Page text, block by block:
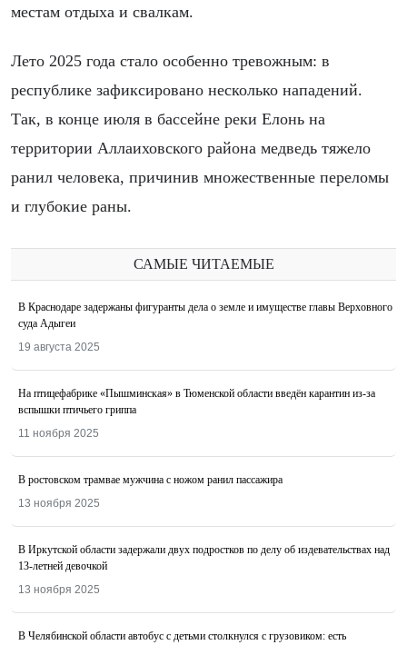
местам отдыха и свалкам.
Лето 2025 года стало особенно тревожным: в
республике зафиксировано несколько нападений.
Так, в конце июля в бассейне реки Елонь на
территории Аллаиховского района медведь тяжело
ранил человека, причинив множественные переломы
и глубокие раны.
САМЫЕ ЧИТАЕМЫЕ
В Краснодаре задержаны фигуранты дела о земле и имуществе главы Верховного
суда Адыгеи
19 августа 2025
На птицефабрике «Пышминская» в Тюменской области введён карантин из-за
вспышки птичьего гриппа
11 ноября 2025
В ростовском трамвае мужчина с ножом ранил пассажира
13 ноября 2025
В Иркутской области задержали двух подростков по делу об издевательствах над
13-летней девочкой
13 ноября 2025
В Челябинской области автобус с детьми столкнулся с грузовиком: есть